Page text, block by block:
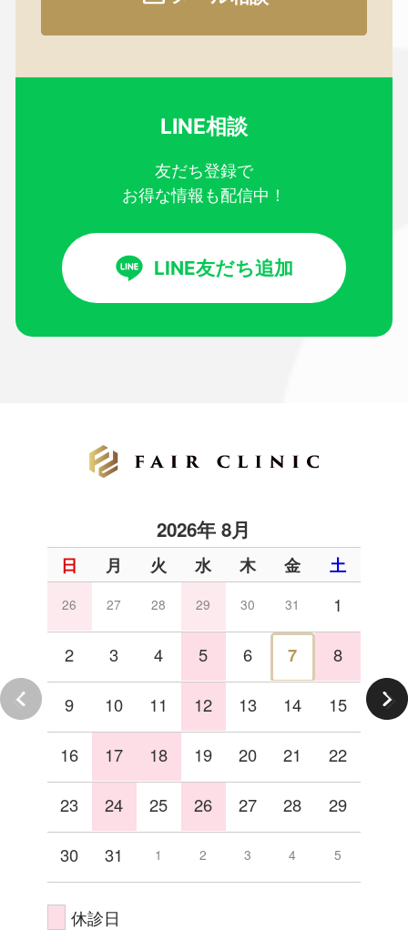
LINE相談
友だち登録で
お得な情報も配信中！
LINE友だち追加
2026年 8月
日 月 火 水 木 金 土
26 27 28 29 30 31 1
2 3 4 5 6 7 8
9 10 11 12 13 14 15
16 17 18 19 20 21 22
23 24 25 26 27 28 29
30 31 1 2 3 4 5
休診日